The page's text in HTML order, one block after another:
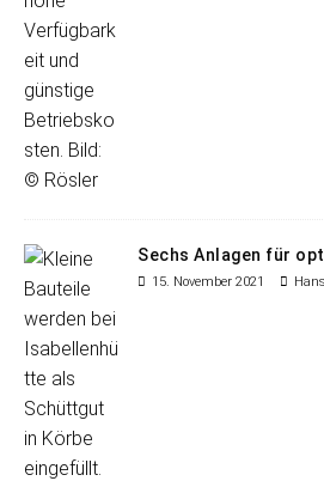
Sechs Anlagen für
15. November 2021